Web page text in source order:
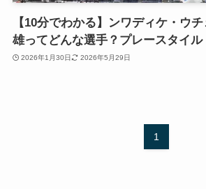
【10分でわかる】ンワディケ・ウ
雄ってどんな選手？プレースタイル
2026年1月30日 2026年5月29日
1